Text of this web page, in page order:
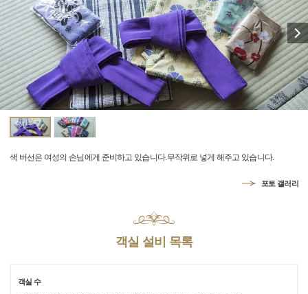
색 버선은 여성의 손님에게 준비하고 있습니다.무작위로 넣게 해주고 있습니다.
포토 갤러리
객실 설비 목록
객실 수